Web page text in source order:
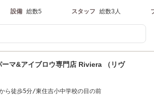
設備 総数5 スタッフ 総数3人
ーマ&アイブロウ専門店 Riviera （リヴ
ら徒歩5分/東住吉小中学校の目の前